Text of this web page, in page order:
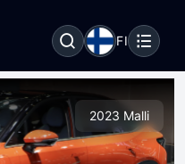
FI
2023 Malli